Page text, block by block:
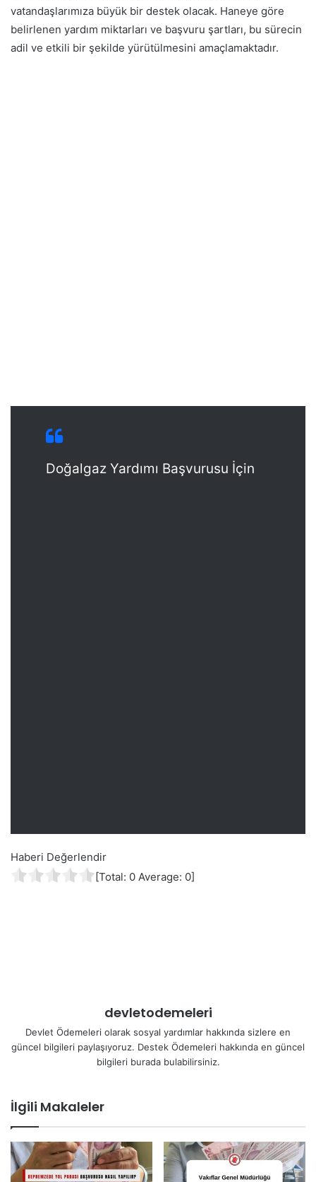
vatandaşlarımıza büyük bir destek olacak. Haneye göre
belirlenen yardım miktarları ve başvuru şartları, bu sürecin
adil ve etkili bir şekilde yürütülmesini amaçlamaktadır.
Doğalgaz Yardımı Başvurusu İçin
Haberi Değerlendir
[Total: 0 Average: 0]
devletodemeleri
Devlet Ödemeleri olarak sosyal yardımlar hakkında sizlere en
güncel bilgileri paylaşıyoruz. Destek Ödemeleri hakkında en güncel
bilgileri burada bulabilirsiniz.
İlgili Makaleler